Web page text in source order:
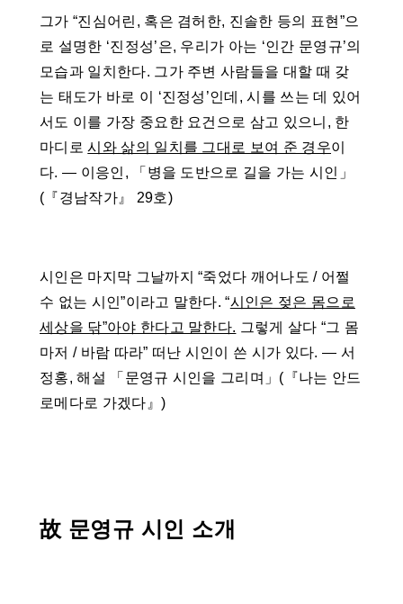
그가 “진심어린, 혹은 겸허한, 진솔한 등의 표현”으
로 설명한 ‘진정성’은, 우리가 아는 ‘인간 문영규’의
모습과 일치한다. 그가 주변 사람들을 대할 때 갖
는 태도가 바로 이 ‘진정성’인데, 시를 쓰는 데 있어
서도 이를 가장 중요한 요건으로 삼고 있으니, 한
마디로시와 삶의 일치를 그대로 보여 준 경우이
다. ― 이응인, 「병을 도반으로 길을 가는 시인」
(『경남작가』 29호)
시인은 마지막 그날까지 “죽었다 깨어나도 / 어쩔
수 없는 시인”이라고 말한다. “시인은 젖은 몸으로
세상을 닦”아야 한다고 말한다. 그렇게 살다 “그 몸
마저 / 바람 따라” 떠난 시인이 쓴 시가 있다. ― 서
정홍, 해설 「문영규 시인을 그리며」(『나는 안드
로메다로 가겠다』)
故 문영규 시인 소개